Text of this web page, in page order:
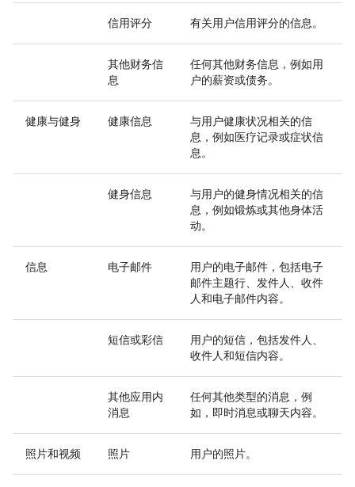
信用评分 有关用户信用评分的信息。
其他财务信
息
任何其他财务信息，例如用
户的薪资或债务。
健康与健身 健康信息
与用户健康状况相关的信
息，例如医疗记录或症状信
息。
健身信息
与用户的健身情况相关的信
息，例如锻炼或其他身体活
动。
信息 电子邮件
用户的电子邮件，包括电子
邮件主题行、发件人、收件
人和电子邮件内容。
短信或彩信
用户的短信，包括发件人、
收件人和短信内容。
其他应用内
消息
任何其他类型的消息，例
如，即时消息或聊天内容。
照片和视频 照片 用户的照片。